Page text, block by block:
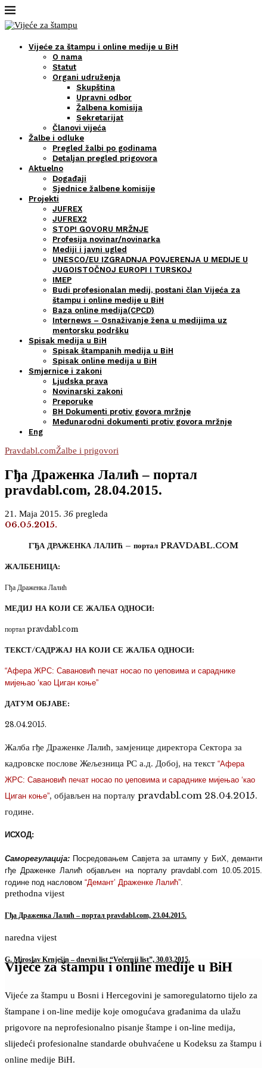
Vijeće za štampu i online medije u BiH
O nama
Statut
Organi udruženja
Skupština
Upravni odbor
Žalbena komisija
Sekretarijat
Članovi vijeća
Žalbe i odluke
Pregled žalbi po godinama
Detaljan pregled prigovora
Aktuelno
Događaji
Sjednice žalbene komisije
Projekti
JUFREX
JUFREX2
STOP! GOVORU MRŽNJE
Profesija novinar/novinarka
Mediji i javni ugled
UNESCO/EU IZGRADNJA POVJERENJA U MEDIJE U
JUGOISTOČNOJ EUROPI I TURSKOJ
IMEP
Budi profesionalan medij, postani član Vijeća za
štampu i online medije u BiH
Baza online medija(CPCD)
Internews – Osnaživanje žena u medijima uz
mentorsku podršku
Spisak medija u BiH
Spisak štampanih medija u BiH
Spisak online medija u BiH
Smjernice i zakoni
Ljudska prava
Novinarski zakoni
Preporuke
BH Dokumenti protiv govora mržnje
Međunarodni dokumenti protiv govora mržnje
Eng
Pravdabl.comŽalbe i prigovori
Гђа Драженка Лалић – портал
pravdabl.com, 28.04.2015.
21. Maja 2015. 36 pregleda
06.05.2015.
ГЂА ДРАЖЕНКА ЛАЛИЋ – портал PRAVDABL.COM
ЖАЛБЕНИЦА:
Гђа Драженка Лалић
МЕДИЈ НА КОЈИ СЕ ЖАЛБА ОДНОСИ:
портал pravdabl.com
ТЕКСТ/САДРЖАЈ НА КОЈИ СЕ ЖАЛБА ОДНОСИ:
“Афера ЖРС: Савановић печат носао по џеповима и сараднике
мијењао ‘као Циган коње”
ДАТУМ ОБЈАВЕ:
28.04.2015.
Жалба гђе Драженке Лалић, замјенице директора Сектора за
кадровске послове Жељезница РС а.д. Добој, на текст “Афера
ЖРС: Савановић печат носао по џеповима и сараднике мијењао ‘као
Циган коње”, објављен на порталу pravdabl.com 28.04.2015.
године.
ИСХОД:
Саморегулација: Посредовањем Савјета за штампу у БиХ, деманти
гђе Драженке Лалић објављен на порталу pravdabl.com 10.05.2015.
године под насловом “Демант’ Драженке Лалић”.
prethodna vijest
Гђа Драженка Лалић – портал pravdabl.com, 23.04.2015.
naredna vijest
G. Miroslav Krnješin – dnevni list “Večernji list”, 30.03.2015.
Vijeće za štampu i online medije u BiH
Vijeće za štampu u Bosni i Hercegovini je samoregulatorno tijelo za
štampane i on-line medije koje omogućava građanima da ulažu
prigovore na neprofesionalno pisanje štampe i on-line medija,
slijedeći profesionalne standarde obuhvaćene u Kodeksu za štampu i
online medije BiH.